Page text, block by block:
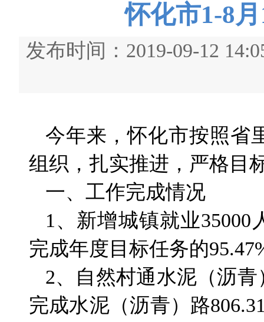
怀化市1-8
发布时间：2019-09-12
今年来，怀化市按照省
组织，扎实推进，严格目
一、工作完成情况
1、新增城镇就业35000
完成年度目标任务的
2、自然村通水泥（沥
完成水泥（沥青）路